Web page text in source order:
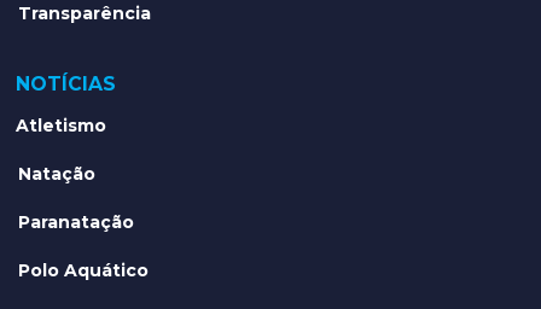
Transparência
NOTÍCIAS
Atletismo
Natação
Paranatação
Polo Aquático